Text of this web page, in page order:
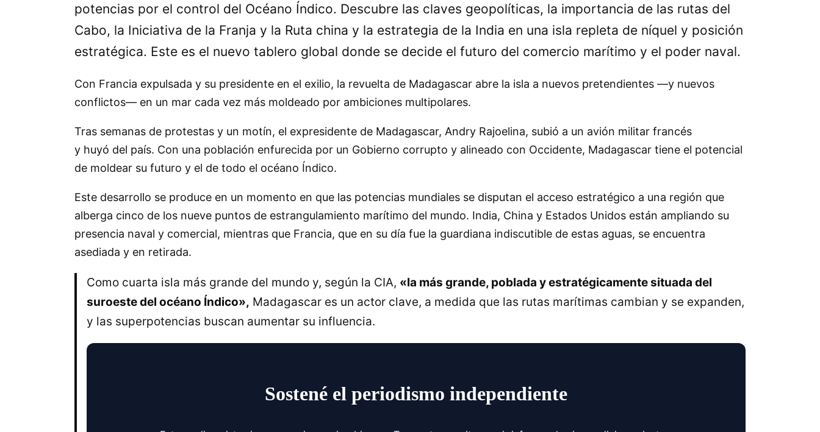
potencias por el control del Océano Índico. Descubre las claves geopolíticas, la importancia de las rutas del
Cabo, la Iniciativa de la Franja y la Ruta china y la estrategia de la India en una isla repleta de níquel y posición
estratégica. Este es el nuevo tablero global donde se decide el futuro del comercio marítimo y el poder naval.
Con Francia expulsada y su presidente en el exilio, la revuelta de Madagascar abre la isla a nuevos pretendientes —y nuevos
conflictos— en un mar cada vez más moldeado por ambiciones multipolares.
Tras semanas de protestas y un motín, el expresidente de Madagascar, Andry Rajoelina, subió a un avión militar francés
y huyó del país. Con una población enfurecida por un Gobierno corrupto y alineado con Occidente, Madagascar tiene el potencial
de moldear su futuro y el de todo el océano Índico.
Este desarrollo se produce en un momento en que las potencias mundiales se disputan el acceso estratégico a una región que
alberga cinco de los nueve puntos de estrangulamiento marítimo del mundo. India, China y Estados Unidos están ampliando su
presencia naval y comercial, mientras que Francia, que en su día fue la guardiana indiscutible de estas aguas, se encuentra
asediada y en retirada.
Como cuarta isla más grande del mundo y, según la CIA, «la más grande, poblada y estratégicamente situada del
suroeste del océano Índico», Madagascar es un actor clave, a medida que las rutas marítimas cambian y se expanden,
y las superpotencias buscan aumentar su influencia.
Sostené el periodismo independiente